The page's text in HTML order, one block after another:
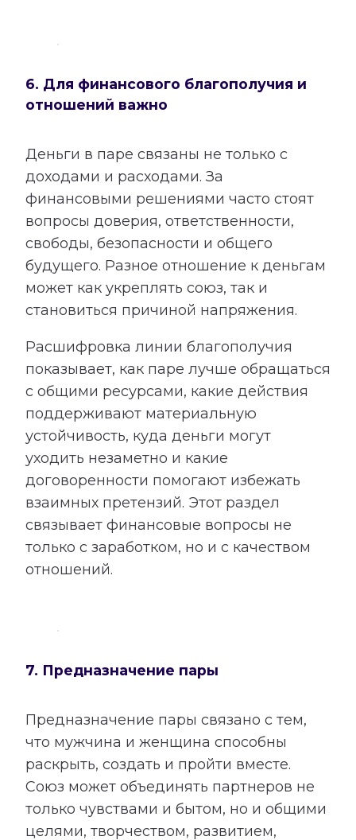
6. Для финансового благополучия и
отношений важно
Деньги в паре связаны не только с
доходами и расходами. За
финансовыми решениями часто стоят
вопросы доверия, ответственности,
свободы, безопасности и общего
будущего. Разное отношение к деньгам
может как укреплять союз, так и
становиться причиной напряжения.
Расшифровка линии благополучия
показывает, как паре лучше обращаться
с общими ресурсами, какие действия
поддерживают материальную
устойчивость, куда деньги могут
уходить незаметно и какие
договоренности помогают избежать
взаимных претензий. Этот раздел
связывает финансовые вопросы не
только с заработком, но и с качеством
отношений.
7. Предназначение пары
Предназначение пары связано с тем,
что мужчина и женщина способны
раскрыть, создать и пройти вместе.
Союз может объединять партнеров не
только чувствами и бытом, но и общими
целями, творчеством, развитием,